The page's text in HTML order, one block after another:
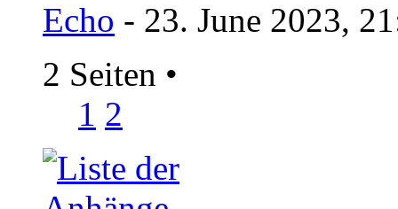
Echo - 23. June 2023,
2 Seiten •
1 2